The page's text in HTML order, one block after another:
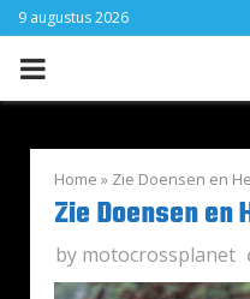
9 augustus 2026
PRIMARY
Home » Zie Doensen en
Zie Doensen
by motocrossplanet